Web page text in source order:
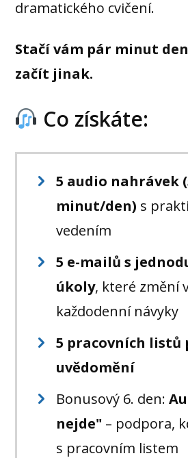
dramatického cvičení.
Stačí vám pár minut
začít jinak.
Co získáte:
5 audio nahrávek
minut/den) s
vedením
5 e-mailů s
úkoly, které změní
každodenní návyky
5 pracovních listů
uvědomění
Bonusový 6. den:
nejde" – podpora,
s pracovním listem